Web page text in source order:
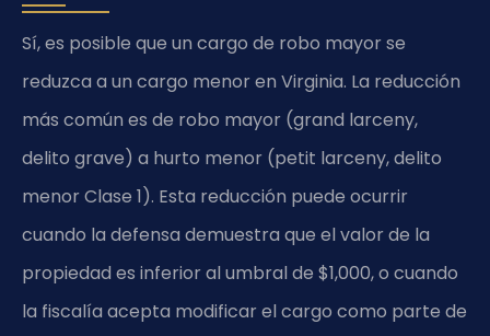
Sí, es posible que un cargo de robo mayor se
reduzca a un cargo menor en Virginia. La reducción
más común es de robo mayor (grand larceny,
delito grave) a hurto menor (petit larceny, delito
menor Clase 1). Esta reducción puede ocurrir
cuando la defensa demuestra que el valor de la
propiedad es inferior al umbral de $1,000, o cuando
la fiscalía acepta modificar el cargo como parte de